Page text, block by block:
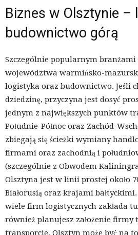
Biznes w Olsztynie –
budownictwo górą
Szczególnie popularnym
województwa warmińsko-
logistyka oraz budownictwo. Jeśli
dziedzinę, przyczyna jest dosyć
jednym z największych punktów
Południe-Północ oraz Zachód-
zbiegają się ścieżki wymiany
firmami oraz zachodnią i
(szczególnie z Obwodem
Olsztyna jest w linii prostej około
Białorusią oraz krajami
wiele firm logistycznych zakłada tu
również planujesz założenie firmy
transporcie, Olsztyn może być na